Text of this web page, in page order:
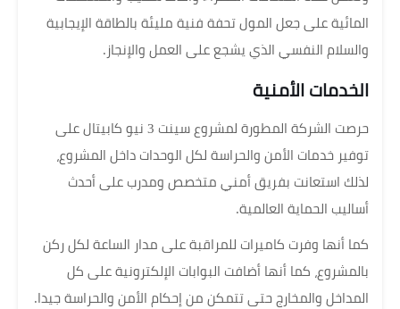
المائية على جعل المول تحفة فنية مليئة بالطاقة الإيجابية
والسلام النفسي الذي يشجع على العمل والإنجاز.
الخدمات الأمنية
حرصت الشركة المطورة لمشروع سينت 3 نيو كابيتال على
توفير خدمات الأمن والحراسة لكل الوحدات داخل المشروع،
لذلك استعانت بفريق أمني متخصص ومدرب على أحدث
أساليب الحماية العالمية.
كما أنها وفرت كاميرات للمراقبة على مدار الساعة لكل ركن
بالمشروع، كما أنها أضافت البوابات الإلكترونية على كل
المداخل والمخارج حتى تتمكن من إحكام الأمن والحراسة جيدا.